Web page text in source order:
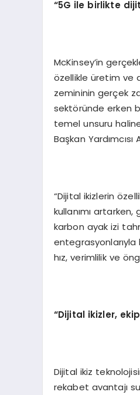
“5G ile birlikte
McKinsey’in
özellikle üretim ve
zemininin gerçek
sektöründe erken
temel unsuru
Başkan
“Dijital ikizlerin
kullanımı
karbon ayak izi
hız, verimlilik ve
“Dijital ikizler,
Dijital ikiz
rekabet avantajı